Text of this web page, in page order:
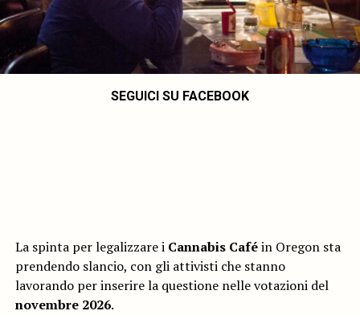
SEGUICI SU FACEBOOK
La spinta per legalizzare i Cannabis Caféin Oregon sta
prendendo slancio, con gli attivisti che stanno
lavorando per inserire la questione nelle votazioni del
novembre 2026.